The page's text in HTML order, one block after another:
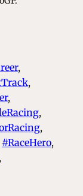
,
,
,
,
,
#RaceHero ,
,